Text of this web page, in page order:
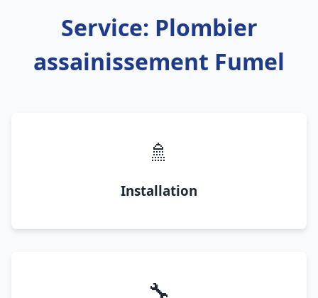
Service: Plombier
assainissement Fumel
🚿
Installation
🔧